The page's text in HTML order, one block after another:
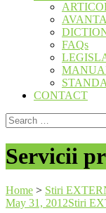
FAQs
CONTACT
Search
for:
Servicii
Home > Stiri
May 31, 2012Stiri